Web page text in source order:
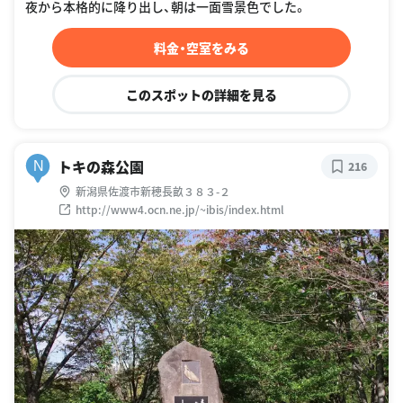
夜から本格的に降り出し、朝は一面雪景色でした。
料金・空室をみる
このスポットの詳細を見る
N トキの森公園
新潟県佐渡市新穂長畝３８３-２
http://www4.ocn.ne.jp/~ibis/index.html
216